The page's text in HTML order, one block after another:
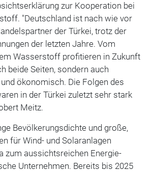
zur Kooperation bei
"Deutschland ist nach wie vor
der Türkei, trotz der
der letzten Jahre. Vom
Wasserstoff profitieren in Zukunft
beide Seiten, sondern auch
ökonomisch. Die Folgen des
in der Türkei zuletzt sehr stark
Meitz.
Bevölkerungsdichte und große,
für Wind- und Solaranlagen
zum aussichtsreichen Energie-
Unternehmen. Bereits bis 2025